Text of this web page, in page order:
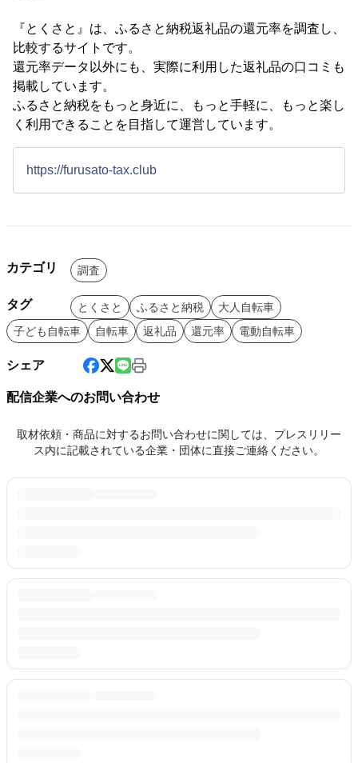
『とくさと』は、ふるさと納税返礼品の還元率を調査し、
比較するサイトです。
還元率データ以外にも、実際に利用した返礼品の口コミも
掲載しています。
ふるさと納税をもっと身近に、もっと手軽に、もっと楽し
く利用できることを目指して運営しています。
https://furusato-tax.club
カテゴリ 調査
タグ とくさと ふるさと納税
大人自転車
子ども自転車
自転車 返礼品 還元率 電動自転車
シェア
配信企業へのお問い合わせ
取材依頼・商品に対するお問い合わせに関しては、プレスリリー
ス内に記載されている企業・団体に直接ご連絡ください。